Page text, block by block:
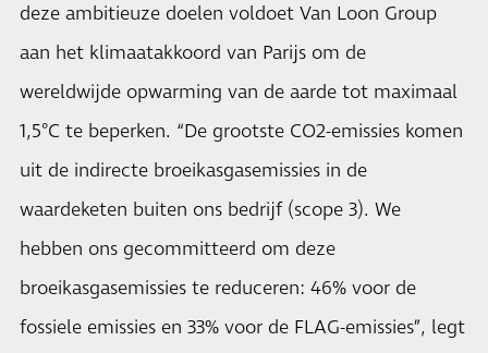
deze ambitieuze doelen voldoet Van Loon Group
aan het klimaatakkoord van Parijs om de
wereldwijde opwarming van de aarde tot maximaal
1,5°C te beperken. “De grootste CO2-emissies komen
uit de indirecte broeikasgasemissies in de
waardeketen buiten ons bedrijf (scope 3). We
hebben ons gecommitteerd om deze
broeikasgasemissies te reduceren: 46% voor de
fossiele emissies en 33% voor de FLAG-emissies”, legt